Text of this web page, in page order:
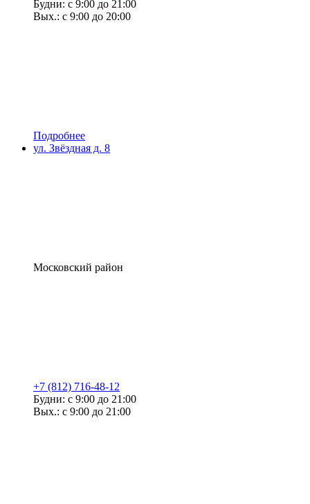
Будни: с 9:00 до 21:00
Вых.: с 9:00 до 20:00
Подробнее
ул. Звёздная д. 8
Московский район
+7 (812) 716-48-12
Будни: с 9:00 до 21:00
Вых.: с 9:00 до 21:00